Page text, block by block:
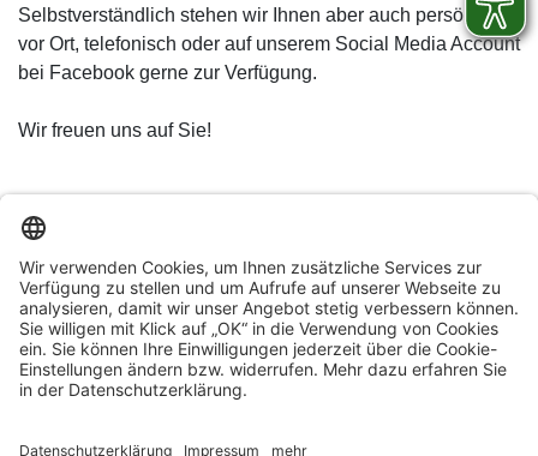
Selbstverständlich stehen wir Ihnen aber auch persönlich
vor Ort, telefonisch oder auf unserem Social Media Account
bei Facebook gerne zur Verfügung.
Wir freuen uns auf Sie!
© Ahrtal-Werke GmbH
Datenschutz